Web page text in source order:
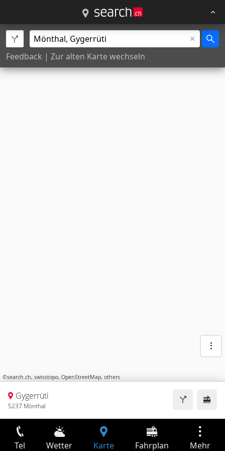
Feedback | Zur alten Karte wechseln
©search.ch, swisstopo, OpenStreetMap, others
Gygerrüti
5237 Mönthal
Tel Wetter Karte Fahrplan Mehr